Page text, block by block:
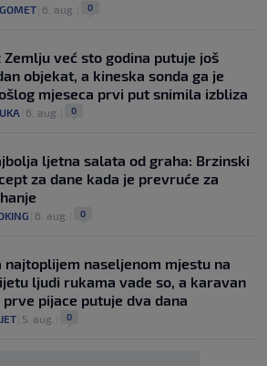
6. aug. 0
Zemlju već sto godina putuje još
objekat, a kineska sonda ga je
mjeseca prvi put snimila izbliza
6. aug. 0
ljetna salata od graha: Brzinski
za dane kada je prevruće za
6. aug. 0
najtoplijem naseljenom mjestu na
ljudi rukama vade so, a karavan
prve pijace putuje dva dana
5. aug. 0